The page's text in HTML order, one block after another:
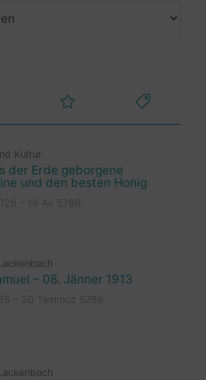
Kultur
der Erde geborgene
und den besten Honig
– 08. Jänner 1913